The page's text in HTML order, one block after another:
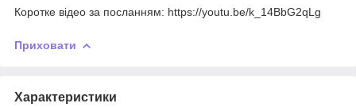
Коротке відео за посланням: https://youtu.be/k_14BbG2qLg
Приховати
Характеристики